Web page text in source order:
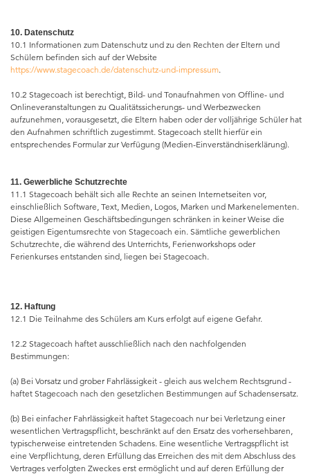
10. Datenschutz
10.1 Informationen zum Datenschutz und zu den Rechten der Eltern und
Schülern befinden sich auf der Website
https://www.stagecoach.de/datenschutz-und-impressum.
10.2 Stagecoach ist berechtigt, Bild- und Tonaufnahmen von Offline- und
Onlineveranstaltungen zu Qualitätssicherungs- und Werbezwecken
aufzunehmen, vorausgesetzt, die Eltern haben oder der volljährige Schüler hat
den Aufnahmen schriftlich zugestimmt. Stagecoach stellt hierfür ein
entsprechendes Formular zur Verfügung (Medien-Einverständniserklärung).
11. Gewerbliche Schutzrechte
11.1 Stagecoach behält sich alle Rechte an seinen Internetseiten vor,
einschließlich Software, Text, Medien, Logos, Marken und Markenelementen.
Diese Allgemeinen Geschäftsbedingungen schränken in keiner Weise die
geistigen Eigentumsrechte von Stagecoach ein. Sämtliche gewerblichen
Schutzrechte, die während des Unterrichts, Ferienworkshops oder
Ferienkurses entstanden sind, liegen bei Stagecoach.
12. Haftung
12.1 Die Teilnahme des Schülers am Kurs erfolgt auf eigene Gefahr.
12.2 Stagecoach haftet ausschließlich nach den nachfolgenden
Bestimmungen:
(a) Bei Vorsatz und grober Fahrlässigkeit - gleich aus welchem Rechtsgrund -
haftet Stagecoach nach den gesetzlichen Bestimmungen auf Schadensersatz.
(b) Bei einfacher Fahrlässigkeit haftet Stagecoach nur bei Verletzung einer
wesentlichen Vertragspflicht, beschränkt auf den Ersatz des vorhersehbaren,
typischerweise eintretenden Schadens. Eine wesentliche Vertragspflicht ist
eine Verpflichtung, deren Erfüllung das Erreichen des mit dem Abschluss des
Vertrages verfolgten Zweckes erst ermöglicht und auf deren Erfüllung der